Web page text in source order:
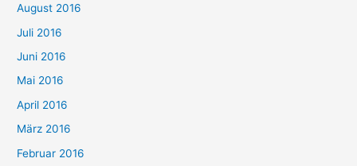
August 2016
Juli 2016
Juni 2016
Mai 2016
April 2016
März 2016
Februar 2016